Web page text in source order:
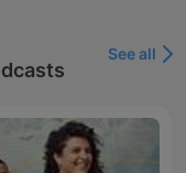
See all